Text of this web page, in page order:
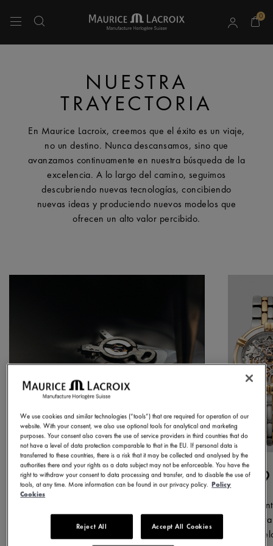
0
NUESTRA
TRAYECTORIA
En Maurice Lacroix, creemos que el éxito es un viaje,
no un destino. Nunca descansamos, sino que
avanzamos continuamente en nuestra búsqueda de la
excelencia. A lo largo del camino, seguimos
descubriendo nuevas tecnologías, concibiendo
nuevas ideas y produciendo nuevos modelos que
ofrecen un alto valor percibido.
1975
reloj. Desde el principio, nuestro
un
We use cookies and similar technologies (“tools”) that are required for operation of our
website. With your consent, we also use optional tools for analytical and marketing
purposes. Your consent also covers the use of service providers in third countries that do
not have a level of data protection comparable to that in the EU. If personal data is
transferred to these countries, there is a risk that it may be collected and analysed by the
authorities there and your rights as a data subject may not be enforceable. You have the
right to withdraw your consent to data processing and transfer, and to disable the use of
tools, at any time. More information can be found in our privacy policy. Policy
Cookies
Reject All Accept All Cookies